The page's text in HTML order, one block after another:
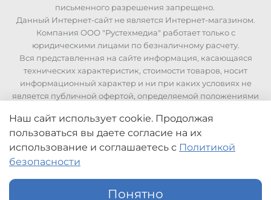
письменного разрешения запрещено.
Данный Интернет-сайт не является Интернет-магазином.
Компания ООО "Рустехмедиа" работает только с
юридическими лицами по безналичному расчету.
Вся представленная на сайте информация, касающаяся
технических характеристик, стоимости товаров, носит
информационный характер и ни при каких условиях не
является публичной офертой, определяемой положениями
стоимости и технических характеристик необходимо
связаться с нашими менеджерами по телефонам указанным
на сайте.
Наш сайт использует cookie. Продолжая
пользоваться вы даете согласие на их
использование и соглашаетесь с Политикой
безопасности
Понятно